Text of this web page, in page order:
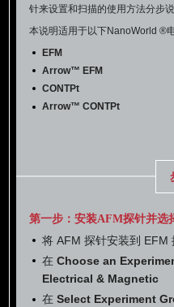
针来设置和扫描的使用方法分步说
本说明适用于以下NanoWorld ®
EFM
Arrow™ EFM
CONTPt
Arrow™ CONTPt
第一步：安装AFM探针并选
将 AFM 探针安装到 EFM
在Choose an
Electrical & Magnetic
在Select Experiment